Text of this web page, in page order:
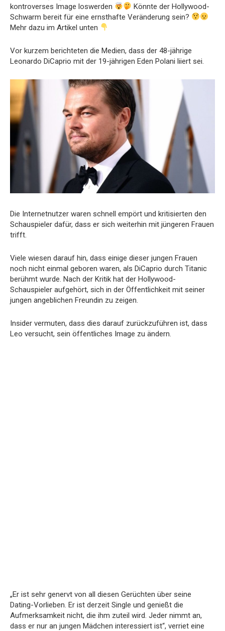
kontroverses Image loswerden
Könnte der Hollywood-
Schwarm bereit für eine ernsthafte Veränderung sein?
Mehr dazu im Artikel unten
Vor kurzem berichteten die Medien, dass der 48-jährige
Leonardo DiCaprio mit der 19-jährigen Eden Polani liiert sei.
Die Internetnutzer waren schnell empört und kritisierten den
Schauspieler dafür, dass er sich weiterhin mit jüngeren Frauen
trifft.
Viele wiesen darauf hin, dass einige dieser jungen Frauen
noch nicht einmal geboren waren, als DiCaprio durch Titanic
berühmt wurde. Nach der Kritik hat der Hollywood-
Schauspieler aufgehört, sich in der Öffentlichkeit mit seiner
jungen angeblichen Freundin zu zeigen.
Insider vermuten, dass dies darauf zurückzuführen ist, dass
Leo versucht, sein öffentliches Image zu ändern.
„Er ist sehr genervt von all diesen Gerüchten über seine
Dating-Vorlieben. Er ist derzeit Single und genießt die
Aufmerksamkeit nicht, die ihm zuteil wird. Jeder nimmt an,
dass er nur an jungen Mädchen interessiert ist“, verriet eine